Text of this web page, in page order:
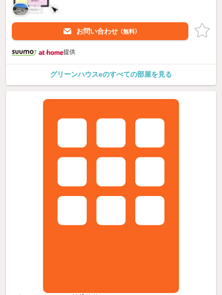
お問い合わせ （無料）
提供
グリーンハウスeのすべての部屋を見る